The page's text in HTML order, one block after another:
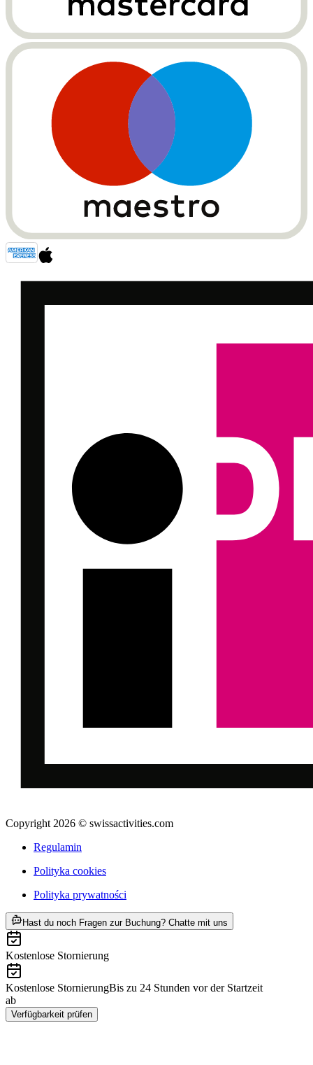
Copyright 2026 © swissactivities.com
Regulamin
Polityka cookies
Polityka prywatności
Hast du noch Fragen zur Buchung? Chatte mit uns
Kostenlose Stornierung
Kostenlose StornierungBis zu 24 Stunden vor der Startzeit
ab
Verfügbarkeit prüfen